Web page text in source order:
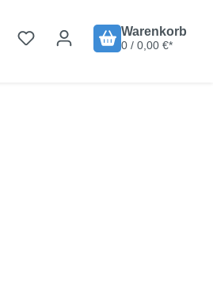
Warenkorb
0 / 0,00 €*